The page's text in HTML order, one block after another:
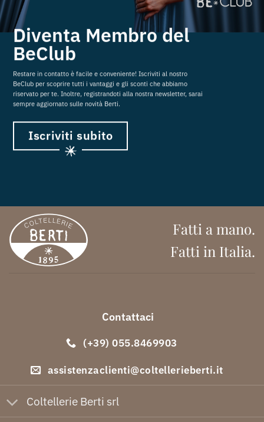
Diventa Membro del
BeClub
Restare in contatto è facile e conveniente! Iscriviti al nostro
BeClub per scoprire tutti i vantaggi e gli sconti che abbiamo
riservato per te. Inoltre, registrandoti alla nostra newsletter, sarai
sempre aggiornato sulle novità Berti.
Iscriviti subito
Fatti in Italia.
Coltellerie Berti srl